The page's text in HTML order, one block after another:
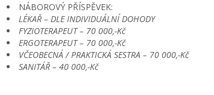
NÁBOROVÝ PŘÍSPĚVEK:
LÉKAŘ – DLE INDIVIDUÁLNÍ DOHODY
FYZIOTERAPEUT – 70 000,-Kč
ERGOTERAPEUT – 70 000,-Kč
VČEOBECNÁ / PRAKTICKÁ SESTRA – 70 000,-Kč
SANITÁŘ – 40 000,-Kč